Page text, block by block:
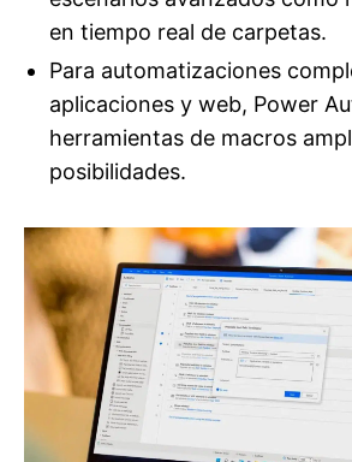
en tiempo real de carpetas.
Para automatizaciones
aplicaciones y web, Power
herramientas de macros
posibilidades.